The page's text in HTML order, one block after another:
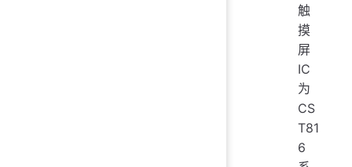
触
摸
屏
IC
为
CS
T81
6